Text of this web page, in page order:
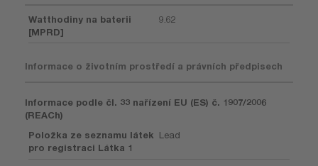
Watthodiny na baterii
[MPRD]
9.62
Informace o životním prostředí a právních předpisech
Informace podle čl. 33 nařízení EU (ES) č. 1907/2006
(REACh)
Položka ze seznamu látek
pro registraci Látka 1
Lead